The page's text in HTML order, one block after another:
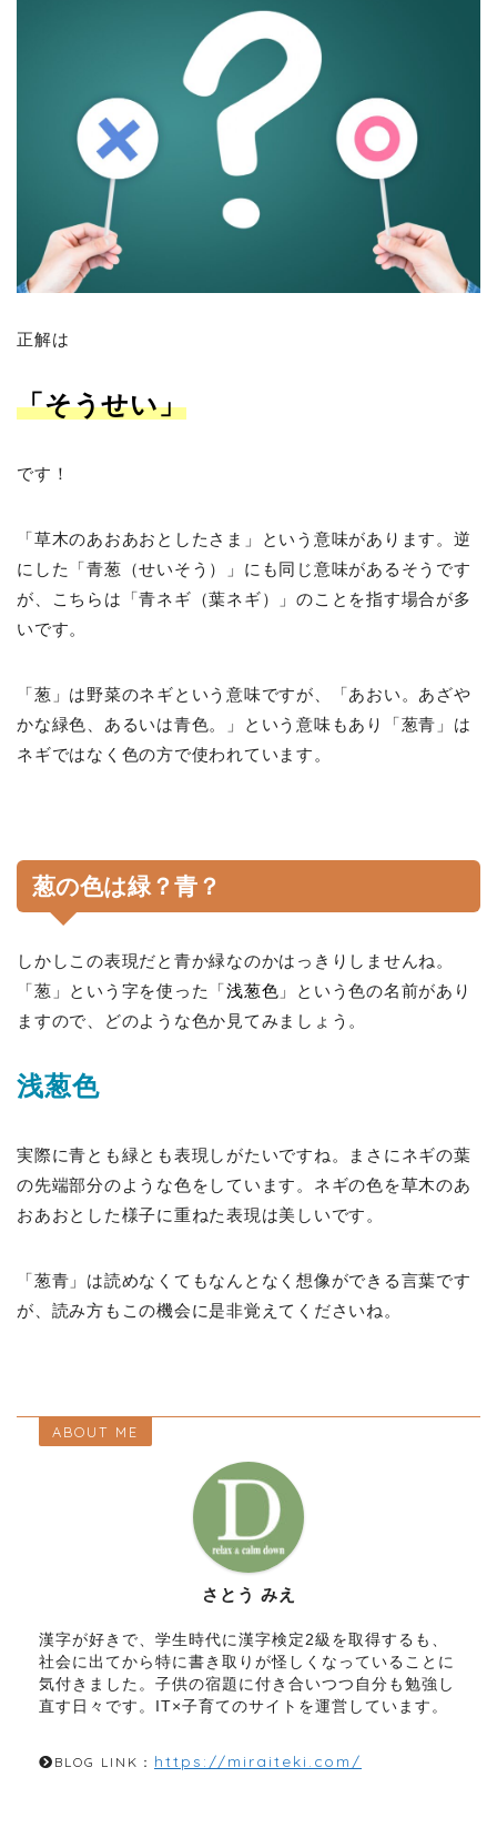
正解は
「そうせい」
です！
「草木のあおあおとしたさま」という意味があります。逆
にした「青葱（せいそう）」にも同じ意味があるそうです
が、こちらは「青ネギ（葉ネギ）」のことを指す場合が多
いです。
「葱」は野菜のネギという意味ですが、「あおい。あざや
かな緑色、あるいは青色。」という意味もあり「葱青」は
ネギではなく色の方で使われています。
葱の色は緑？青？
しかしこの表現だと青か緑なのかはっきりしませんね。
「葱」という字を使った「浅葱色 」という色の名前があり
ますので、どのような色か見てみましょう。
浅葱色
実際に青とも緑とも表現しがたいですね。まさにネギの葉
の先端部分のような色をしています。ネギの色を草木のあ
おあおとした様子に重ねた表現は美しいです。
「葱青」は読めなくてもなんとなく想像ができる言葉です
が、読み方もこの機会に是非覚えてくださいね。
ABOUT ME
さとう みえ
漢字が好きで、学生時代に漢字検定2級を取得するも、
社会に出てから特に書き取りが怪しくなっていることに
気付きました。子供の宿題に付き合いつつ自分も勉強し
直す日々です。IT×子育てのサイトを運営しています。
BLOG LINK： https://miraiteki.com/